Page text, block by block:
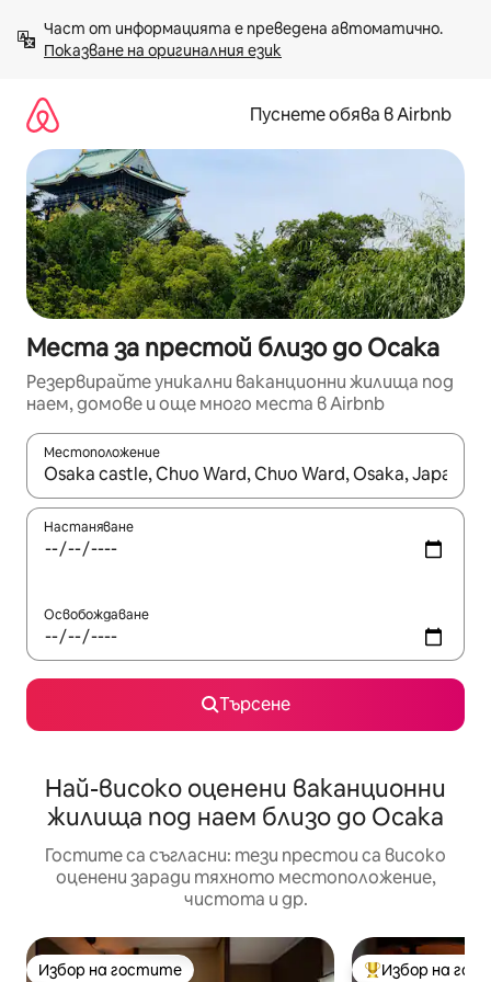
към
съдържанието
Показване на оригиналния език
Пуснете обява в Airbnb
Места за престой близо до Осака
Резервирайте уникални ваканционни жилища под
наем, домове и още много места в Airbnb
Местоположение
Когато резултатите се покажат, използвайте
Настаняване
Освобождаване
Търсене
Най-високо оценени ваканционни
жилища под наем близо до Осака
Гостите са съгласни: тези престои са високо
оценени заради тяхното местоположение,
чистота и др.
Избор на гостите Избор на